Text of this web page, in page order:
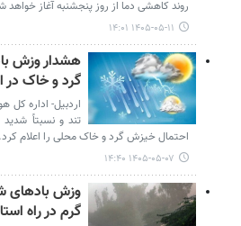
روند کاهشی دما از روز پنجشنبه آغاز خواهد
۱۴۰۵-۰۵-۱۱ ۱۴:۰۱
هشدار وزش
گرد و خاک در
اردبیل- اداره کل
تند و نسبتاً
احتمال خیزش گرد و خاک محلی را اعلام کرد.
۱۴۰۵-۰۵-۰۷ ۱۴:۴۰
وزش بادهای
گرم در راه